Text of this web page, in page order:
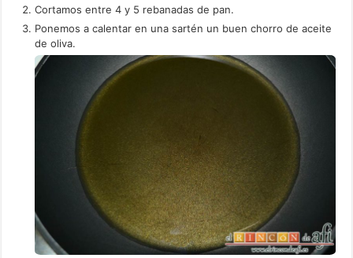
Cortamos entre 4 y 5 rebanadas de pan.
Ponemos a calentar en una sartén un buen chorro de aceite
de oliva.